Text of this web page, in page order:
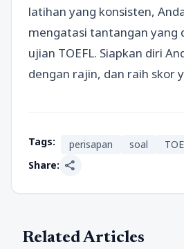
latihan yang konsisten,
mengatasi tantangan yang
ujian TOEFL. Siapkan diri
dengan rajin, dan raih skor
Tags: perisapan soal
Share: share
Related Articles